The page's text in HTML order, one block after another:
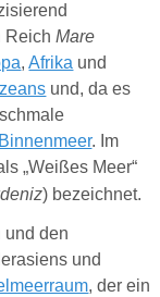
ReichMare
,Afrika und
und, da es
Binnenmeer. Im
„Weißes Meer“
) bezeichnet.
und den
und
, der ein